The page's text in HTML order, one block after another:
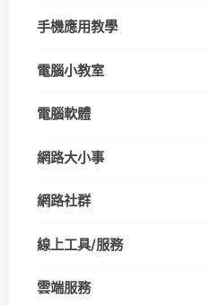
手機應用教學
電腦小教室
電腦軟體
網路大小事
網路社群
線上工具/服務
雲端服務